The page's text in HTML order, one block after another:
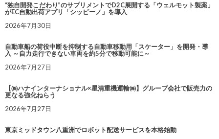
“独自開発こだわり”のサプリメントでD2C展開する「ウェルモット製薬」
がEC自動出荷アプリ「シッピーノ」を導入
2026年7月30日
自動車船の荷役中断を抑制する自動車移動用「スケーター」を開発・導
入 ～自力走行できない車両を約5分で移動可能に～
2026年7月27日
【㈱ハナインターナショナル×星清重機運輸㈱】グループ会社で販売力の
更なる強化ねらう
2026年7月27日
東京ミッドタウン八重洲でロボット配送サービスを本格始動